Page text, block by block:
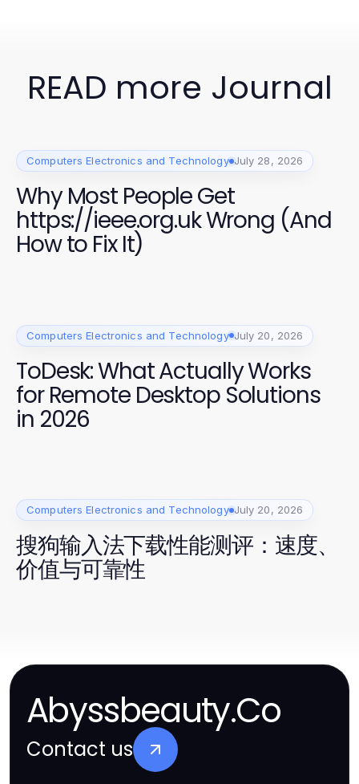
READ more Journal
Computers Electronics and Technology July 28, 2026
Why Most People Get
https://ieee.org.uk Wrong (And
How to Fix It)
Computers Electronics and Technology July 20, 2026
ToDesk: What Actually Works
for Remote Desktop Solutions
in 2026
Computers Electronics and Technology July 20, 2026
搜狗输入法下载性能测评：速度、
价值与可靠性
Abyssbeauty.Co
Contact us